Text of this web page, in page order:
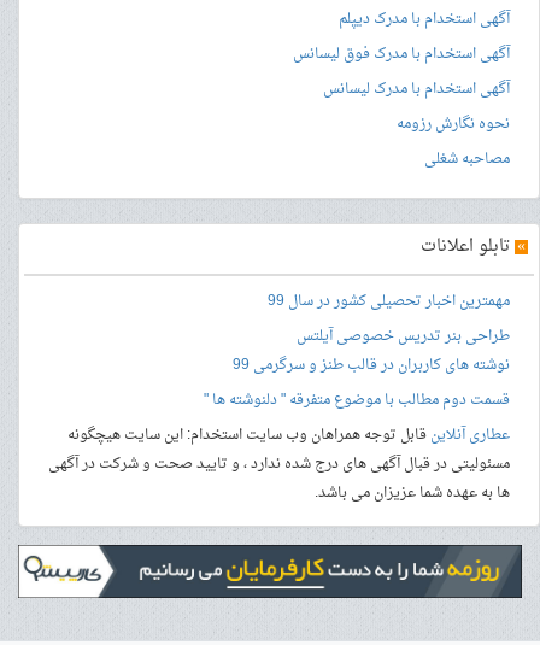
آگهی استخدام با مدرک دیپلم
آگهی استخدام با مدرک فوق لیسانس
آگهی استخدام با مدرک لیسانس
نحوه نگارش رزومه
مصاحبه شغلی
» تابلو اعلانات
مهمترین اخبار تحصیلی کشور در سال 99
طراحی بنرتدریس خصوصی آیلتس
نوشته های کاربران در قالب طنز و سرگرمی 99
قسمت دوم مطالب با موضوع متفرقه " دلنوشته ها "
عطاری آنلاینقابل توجه همراهان وب سایت استخدام: این سایت هیچگونه
مسئولیتی در قبال آگهی های درج شده ندارد ، و تایید صحت و شرکت در آگهی
ها به عهده شما عزیزان می باشد.